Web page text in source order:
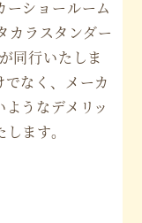
ーショールーム
ラスタンダー
同行いたしま
なく、メーカ
うなデメリッ
ます。